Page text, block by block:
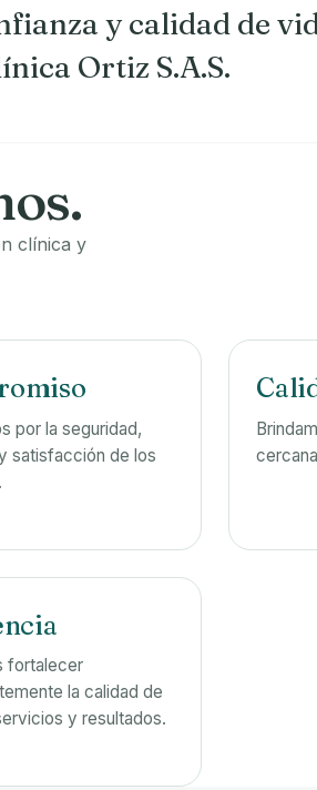
y calidad de
Ortiz S.A.S.
clínica y
por la seguridad,
satisfacción de los
fortalecer
la calidad de
y resultados.